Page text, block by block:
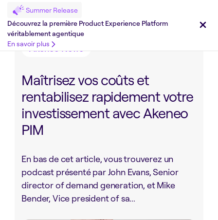
Summer Release
Découvrez la première Product Experience Platform
véritablement agentique
En savoir plus
Partager sur :
Akeneo News
Maîtrisez vos coûts et
rentabilisez rapidement votre
investissement avec Akeneo
PIM
En bas de cet article, vous trouverez un
podcast présenté par John Evans, Senior
director of demand generation, et Mike
Bender, Vice president of sa...